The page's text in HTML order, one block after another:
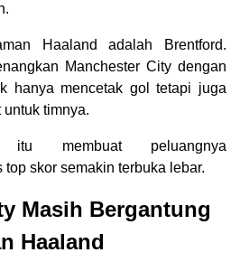
Haaland adalah Brentford.
Manchester City dengan
hanya mencetak gol tetapi juga
timnya.
itu membuat peluangnya
top skor semakin terbuka lebar.
Masih Bergantung
Haaland